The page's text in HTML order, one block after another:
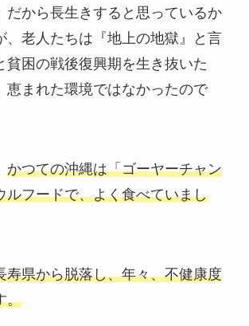
だから長生きすると思っているか
、老人たちは『地上の地獄』と言
貧困の戦後復興期を生き抜いた
恵まれた環境ではなかったので
かつての沖縄は「ゴーヤーチャン
ルフードで、よく食べていまし
寿県から脱落し、年々、不健康度
。